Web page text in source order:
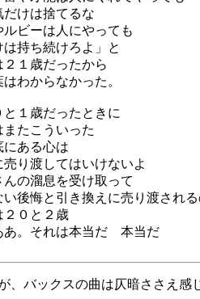
けは捨てるな
ビーは人にやっても
持ち続けろよ」と
２１歳だったから
わからなかった。
と１歳だったときに
またこういった
にある心は
り渡してはいけないよ
の溜息を受け取って
後悔と引き換えに売り渡される
２０と２歳
あ。それは本当だ 本当だ
バックスの曲は仄暗ささえ感